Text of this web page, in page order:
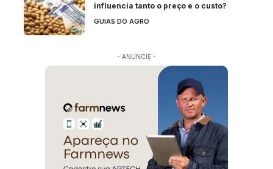
influencia tanto o preço e o custo?
GUIAS DO AGRO
- ANUNCIE -